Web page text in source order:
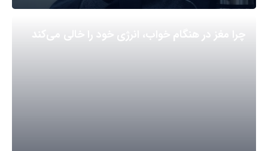
چرا مغز در هنگام خواب، انرژی خود را خالی می‌کند